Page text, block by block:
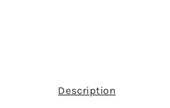
Description